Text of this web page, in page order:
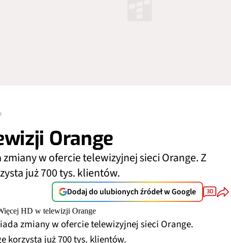
Orange
w ofercie telewizyjnej sieci Orange. Z
już 700 tys. klientów.
Dodaj do ulubionych źródeł w Google 30
zmiany w ofercie telewizyjnej sieci Orange.
korzysta już 700 tys. klientów.